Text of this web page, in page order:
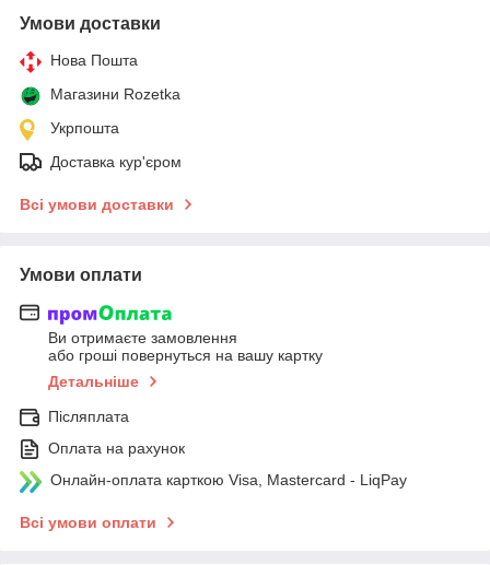
Умови доставки
Нова Пошта
Магазини Rozetka
Укрпошта
Доставка кур'єром
Всі умови доставки
Умови оплати
Ви отримаєте замовлення
або гроші повернуться на вашу картку
Детальніше
Післяплата
Оплата на рахунок
Онлайн-оплата карткою Visa, Mastercard - LiqPay
Всі умови оплати